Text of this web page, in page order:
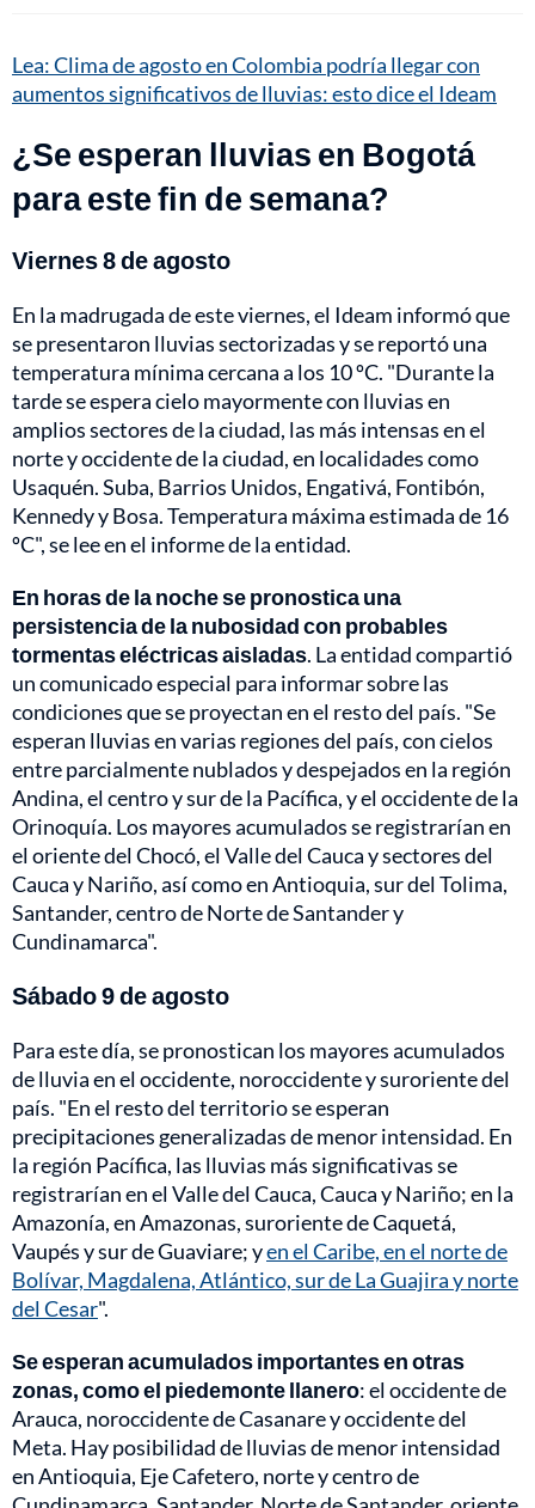
Lea: Clima de agosto en Colombia podría llegar con
aumentos significativos de lluvias: esto dice el Ideam
¿Se esperan lluvias en Bogotá
para este fin de semana?
Viernes 8 de agosto
En la madrugada de este viernes, el Ideam informó que
se presentaron lluvias sectorizadas y se reportó una
temperatura mínima cercana a los 10 ºC. "Durante la
tarde se espera cielo mayormente con lluvias en
amplios sectores de la ciudad, las más intensas en el
norte y occidente de la ciudad, en localidades como
Usaquén. Suba, Barrios Unidos, Engativá, Fontibón,
Kennedy y Bosa. Temperatura máxima estimada de 16
ºC", se lee en el informe de la entidad.
En horas de la noche se pronostica una
persistencia de la nubosidad con probables
tormentas eléctricas aisladas. La entidad compartió
un comunicado especial para informar sobre las
condiciones que se proyectan en el resto del país. "Se
esperan lluvias en varias regiones del país, con cielos
entre parcialmente nublados y despejados en la región
Andina, el centro y sur de la Pacífica, y el occidente de la
Orinoquía. Los mayores acumulados se registrarían en
el oriente del Chocó, el Valle del Cauca y sectores del
Cauca y Nariño, así como en Antioquia, sur del Tolima,
Santander, centro de Norte de Santander y
Cundinamarca".
Sábado 9 de agosto
Para este día, se pronostican los mayores acumulados
de lluvia en el occidente, noroccidente y suroriente del
país. "En el resto del territorio se esperan
precipitaciones generalizadas de menor intensidad. En
la región Pacífica, las lluvias más significativas se
registrarían en el Valle del Cauca, Cauca y Nariño; en la
Amazonía, en Amazonas, suroriente de Caquetá,
Vaupés y sur de Guaviare; yen el Caribe, en el norte de
Bolívar, Magdalena, Atlántico, sur de La Guajira y norte
del Cesar".
Se esperan acumulados importantes en otras
zonas, como el piedemonte llanero: el occidente de
Arauca, noroccidente de Casanare y occidente del
Meta. Hay posibilidad de lluvias de menor intensidad
en Antioquia, Eje Cafetero, norte y centro de